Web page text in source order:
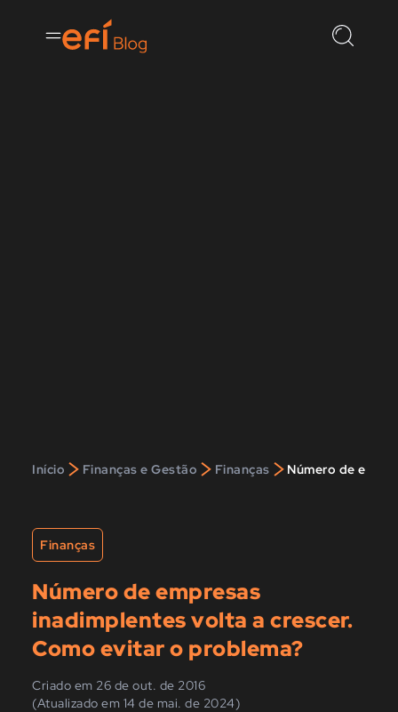
Início > Finanças e Gestão > Finanças > Número de
Finanças
Número de empresas
inadimplentes volta a crescer.
Como evitar o problema?
Criado em 26 de out. de 2016
(Atualizado em 14 de mai. de 2024)